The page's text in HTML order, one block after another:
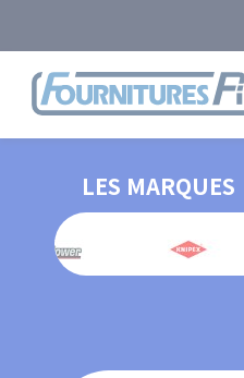
contenu
principal
Logo
LES MARQUES